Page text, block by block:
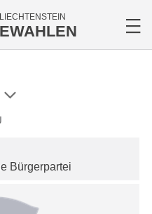
Bürgerpartei